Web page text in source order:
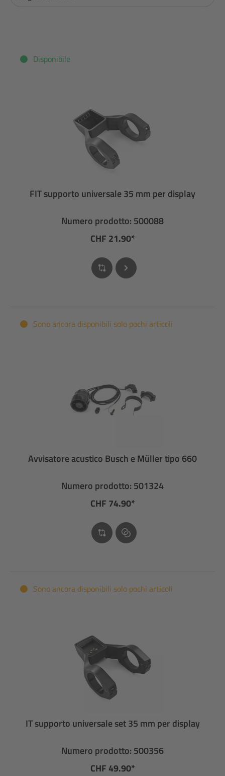
Disponibile
FIT supporto universale 35 mm per display
Numero prodotto: 500088
CHF 21.90*
Sono ancora disponibili solo pochi articoli
Avvisatore acustico Busch e Müller tipo 660
Numero prodotto: 501324
CHF 74.90*
Sono ancora disponibili solo pochi articoli
IT supporto universale set 35 mm per display
Numero prodotto: 500356
CHF 49.90*